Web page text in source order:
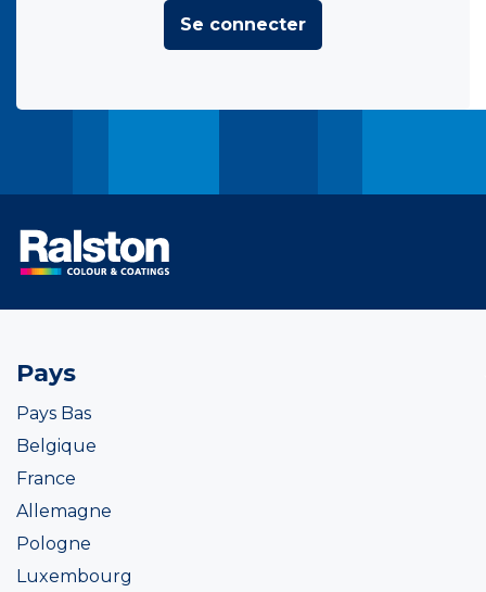
Se connecter
Pays
Pays Bas
Belgique
France
Allemagne
Pologne
Luxembourg